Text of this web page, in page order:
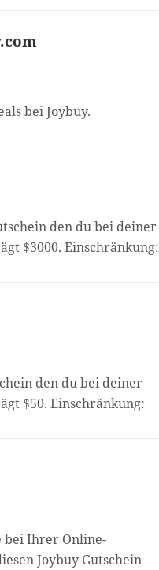
bei Joybuy.
den du bei deiner
$3000. Einschränkung:
den du bei deiner
$50. Einschränkung:
bei Ihrer Online-
Joybuy Gutschein